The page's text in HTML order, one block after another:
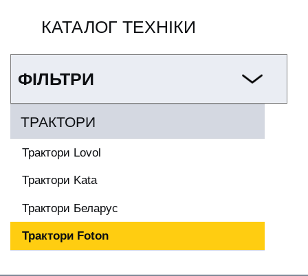
КАТАЛОГ ТЕХНІКИ
ФІЛЬТРИ
ТРАКТОРИ
Трактори Lovol
Трактори Kata
Трактори Беларус
Трактори Foton